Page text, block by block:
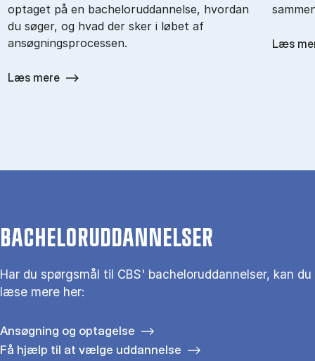
optaget på en bacheloruddannelse, hvordan
du søger, og hvad der sker i løbet af
ansøgningsprocessen.
Læs mere
Læs
BACHELORUDDANNELSER
Har du spørgsmål til CBS' bacheloruddannelser, kan du
læse mere her:
Ansøgning og optagelse
Få hjælp til at vælge uddannelse